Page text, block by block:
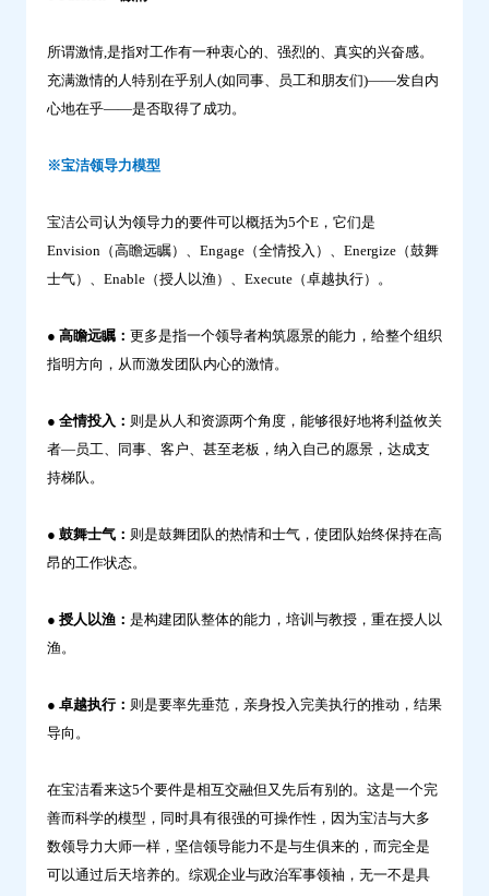
所谓激情,是指对工作有一种衷心的、强烈的、真实的兴奋感。
充满激情的人特别在乎别人(如同事、员工和朋友们)——发自内
心地在乎——是否取得了成功。
※宝洁领导力模型
宝洁公司认为领导力的要件可以概括为5个E，它们是
Envision（高瞻远瞩）、Engage（全情投入）、Energize（鼓舞
士气）、Enable（授人以渔）、Execute（卓越执行）。
● 高瞻远瞩： 更多是指一个领导者构筑愿景的能力，给整个组织
指明方向，从而激发团队内心的激情。
● 全情投入： 则是从人和资源两个角度，能够很好地将利益攸关
者—员工、同事、客户、甚至老板，纳入自己的愿景，达成支
持梯队。
● 鼓舞士气： 则是鼓舞团队的热情和士气，使团队始终保持在高
昂的工作状态。
● 授人以渔： 是构建团队整体的能力，培训与教授，重在授人以
渔。
● 卓越执行： 则是要率先垂范，亲身投入完美执行的推动，结果
导向。
在宝洁看来这5个要件是相互交融但又先后有别的。这是一个完
善而科学的模型，同时具有很强的可操作性，因为宝洁与大多
数领导力大师一样，坚信领导能力不是与生俱来的，而完全是
可以通过后天培养的。综观企业与政治军事领袖，无一不是具